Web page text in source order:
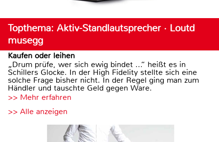
Topthema: Aktiv-Standlautsprecher · Loutd
musegg
Kaufen oder leihen
„Drum prüfe, wer sich ewig bindet ...“ heißt es in
Schillers Glocke. In der High Fidelity stellte sich eine
solche Frage bisher nicht. In der Regel ging man zum
Händler und tauschte Geld gegen Ware.
>> Mehr erfahren
>> Alle anzeigen